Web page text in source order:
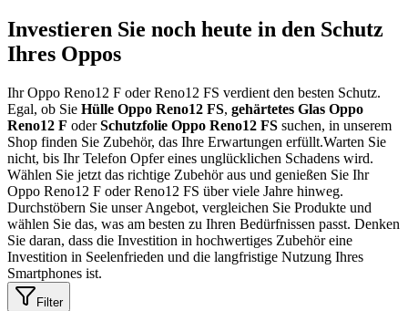
Investieren Sie noch heute in den Schutz
Ihres Oppos
Ihr Oppo Reno12 F oder Reno12 FS verdient den besten Schutz.
Egal, ob Sie Hülle Oppo Reno12 FS, gehärtetes Glas Oppo
Reno12 F oderSchutzfolie Oppo Reno12 FS suchen, in unserem
Shop finden Sie Zubehör, das Ihre Erwartungen erfüllt.Warten Sie
nicht, bis Ihr Telefon Opfer eines unglücklichen Schadens wird.
Wählen Sie jetzt das richtige Zubehör aus und genießen Sie Ihr
Oppo Reno12 F oder Reno12 FS über viele Jahre hinweg.
Durchstöbern Sie unser Angebot, vergleichen Sie Produkte und
wählen Sie das, was am besten zu Ihren Bedürfnissen passt. Denken
Sie daran, dass die Investition in hochwertiges Zubehör eine
Investition in Seelenfrieden und die langfristige Nutzung Ihres
Smartphones ist.
Filter